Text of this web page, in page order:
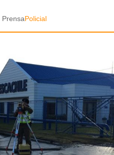
PrensaPolicial